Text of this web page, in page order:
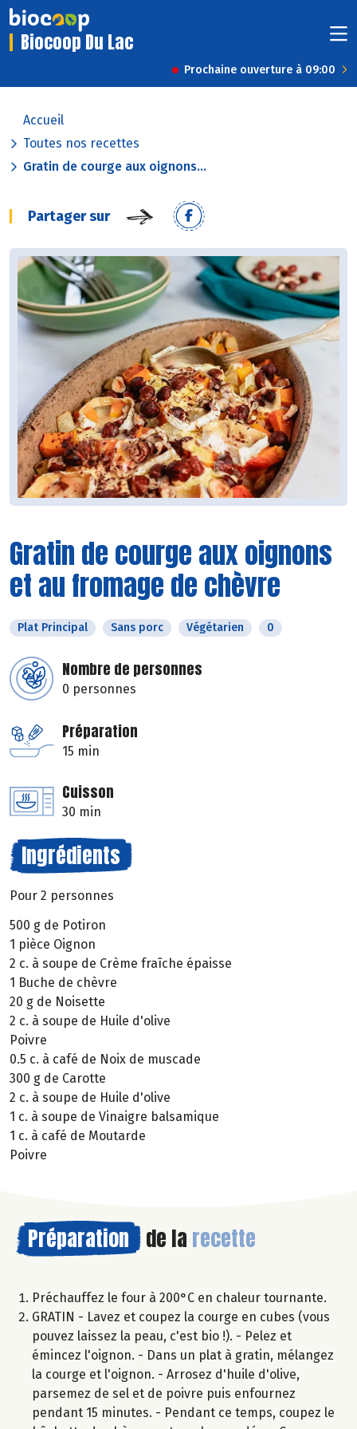
Biocoop Du Lac
Prochaine ouverture à 09:00
Accueil
Toutes nos recettes
Gratin de courge aux oignons...
Partager sur
Gratin de courge aux oignons
et au fromage de chèvre
Plat Principal Sans porc Végétarien 0
Nombre de personnes
0 personnes
Préparation
15 min
Cuisson
30 min
Ingrédients
Pour 2 personnes
500 g de Potiron
1 pièce Oignon
2 c. à soupe de Crème fraîche épaisse
1 Buche de chèvre
20 g de Noisette
2 c. à soupe de Huile d'olive
Poivre
0.5 c. à café de Noix de muscade
300 g de Carotte
2 c. à soupe de Huile d'olive
1 c. à soupe de Vinaigre balsamique
1 c. à café de Moutarde
Poivre
Préparation de la recette
Préchauffez le four à 200°C en chaleur tournante.
GRATIN - Lavez et coupez la courge en cubes (vous
pouvez laissez la peau, c'est bio !). - Pelez et
émincez l'oignon. - Dans un plat à gratin, mélangez
la courge et l'oignon. - Arrosez d'huile d'olive,
parsemez de sel et de poivre puis enfournez
pendant 15 minutes. - Pendant ce temps, coupez le